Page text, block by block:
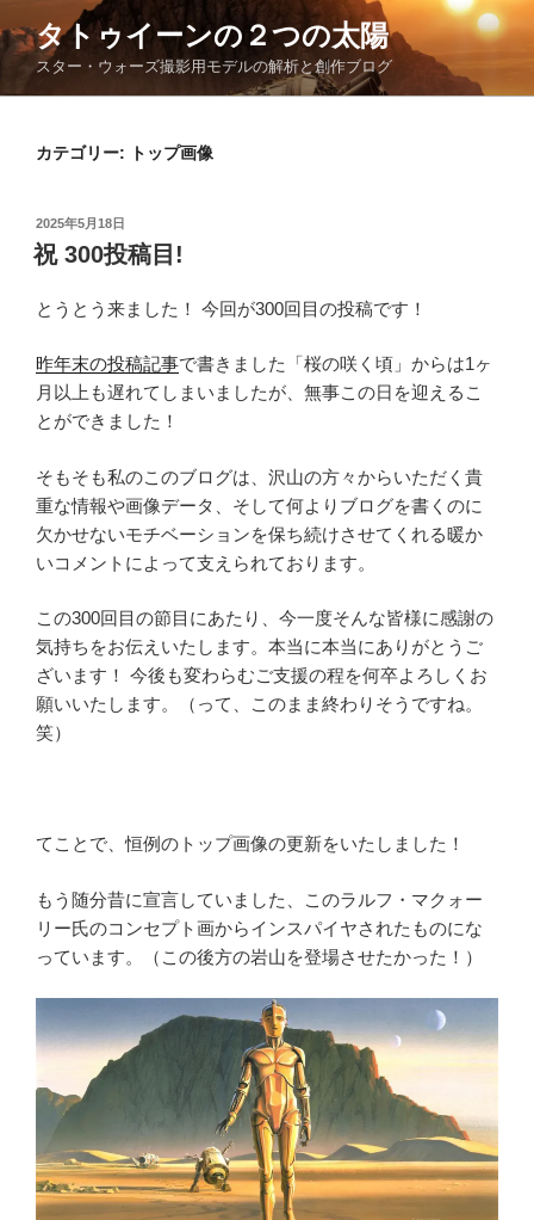
ン
ン
タトゥイーンの２つの太陽
スター・ウォーズ撮影用モデルの解析と創作ブログ
カテゴリー: トップ画像
投
稿
日:
2025年5月18日
祝 300投稿目!
とうとう来ました！ 今回が300回目の投稿です！
昨年末の投稿記事で書きました「桜の咲く頃」からは1ヶ
月以上も遅れてしまいましたが、無事この日を迎えるこ
とができました！
そもそも私のこのブログは、沢山の方々からいただく貴
重な情報や画像データ、そして何よりブログを書くのに
欠かせないモチベーションを保ち続けさせてくれる暖か
いコメントによって支えられております。
この300回目の節目にあたり、今一度そんな皆様に感謝の
気持ちをお伝えいたします。本当に本当にありがとうご
ざいます！ 今後も変わらむご支援の程を何卒よろしくお
願いいたします。（って、このまま終わりそうですね。
笑）
てことで、恒例のトップ画像の更新をいたしました！
もう随分昔に宣言していました、このラルフ・マクォー
リー氏のコンセプト画からインスパイヤされたものにな
っています。（この後方の岩山を登場させたかった！）